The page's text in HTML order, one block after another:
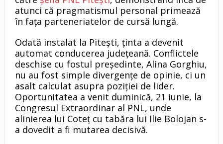
atunci că pragmatismul personal primează
în fața parteneriatelor de cursă lungă.
Odată instalat la Pitești, ținta a devenit
automat conducerea județeană. Conflictele
deschise cu fostul președinte, Alina Gorghiu,
nu au fost simple divergențe de opinie, ci un
asalt calculat asupra poziției de lider.
Oportunitatea a venit duminică, 21 iunie, la
Congresul Extraordinar al PNL, unde
alinierea lui Coteț cu tabăra lui Ilie Bolojan s-
a dovedit a fi mutarea decisivă.